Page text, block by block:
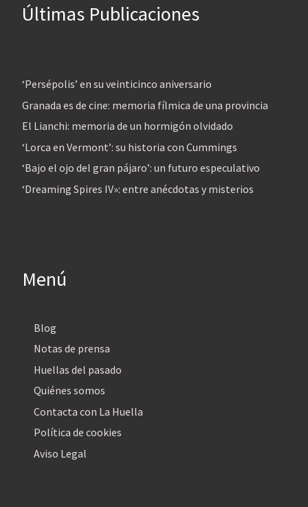
Últimas Publicaciones
‘Persépolis’ en su veinticinco aniversario
Granada es de cine: memoria fílmica de una provincia
El Lianchi: memoria de un hormigón olvidado
‘Lorca en Vermont’: su historia con Cummings
‘Bajo el ojo del gran pájaro’: un futuro especulativo
‘Dreaming Spires IV»: entre anécdotas y misterios
Menú
Blog
Notas de prensa
Huellas del pasado
Quiénes somos
Contacta con La Huella
Política de cookies
Aviso Legal